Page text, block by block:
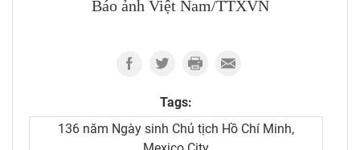
Báo ảnh Việt Nam/TTXVN
Tags:
136 năm Ngày sinh Chủ tịch Hồ Chí Minh,